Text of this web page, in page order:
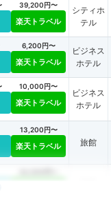
39,200円〜
楽天トラベル
シティホ
テル
6,200円〜
楽天トラベル
ビジネス
ホテル
10,000円〜
楽天トラベル
ビジネス
ホテル
13,200円〜
楽天トラベル 旅館